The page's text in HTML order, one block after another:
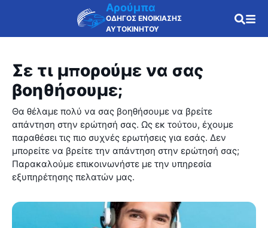
Αρούμπα
ΟΔΗΓΟΣ ΕΝΟΙΚΙΑΣΗΣ
ΑΥΤΟΚΙΝΗΤΟΥ
Σε τι μπορούμε να σας
βοηθήσουμε;
Θα θέλαμε πολύ να σας βοηθήσουμε να βρείτε
απάντηση στην ερώτησή σας. Ως εκ τούτου, έχουμε
παραθέσει τις πιο συχνές ερωτήσεις για εσάς. Δεν
μπορείτε να βρείτε την απάντηση στην ερώτησή σας;
Παρακαλούμε επικοινωνήστε με την υπηρεσία
εξυπηρέτησης πελατών μας.